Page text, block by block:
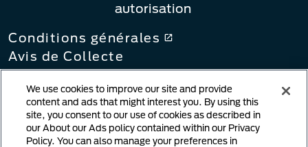
autorisation
Conditions générales
Avis de Collecte
Politique de confidentialité
Vos Choix de Confidentialité
Politique en matière de liens
Notification de violation du droit
d'auteur
We use cookies to improve our site and provide
content and ads that might interest you. By using this
site, you consent to our use of cookies as described in
our About our Ads policy contained within our Privacy
Policy. You can also manage your preferences in